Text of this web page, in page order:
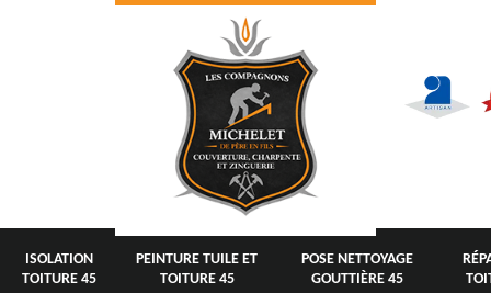
ISOLATION
TOITURE 45
PEINTURE TUILE ET
TOITURE 45
POSE NETTOYAGE
GOUTTIÈRE 45